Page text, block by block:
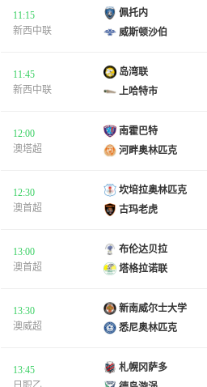
11:15
新西中联
佩托内
威斯顿沙伯
11:45
新西中联
岛湾联
上哈特市
12:00
澳塔超
南霍巴特
河畔奥林匹克
12:30
澳首超
坎培拉奥林匹克
古玛老虎
13:00
澳首超
布伦达贝拉
塔格拉诺联
13:30
澳威超
新南威尔士大学
悉尼奥林匹克
13:45
札幌冈萨多